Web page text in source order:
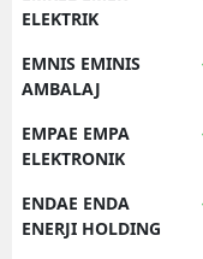
ELEKTRIK
EMNIS EMINIS
AMBALAJ
EMPAE EMPA
ELEKTRONIK
ENDAE ENDA
ENERJI HOLDING